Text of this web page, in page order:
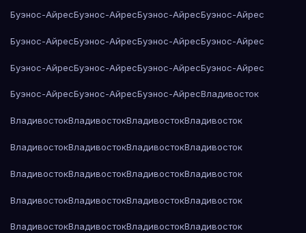
Буэнос-АйресБуэнос-АйресБуэнос-АйресБуэнос-Айрес
Буэнос-АйресБуэнос-АйресБуэнос-АйресБуэнос-Айрес
Буэнос-АйресБуэнос-АйресБуэнос-АйресБуэнос-Айрес
Буэнос-АйресБуэнос-АйресБуэнос-АйресВладивосток
ВладивостокВладивостокВладивостокВладивосток
ВладивостокВладивостокВладивостокВладивосток
ВладивостокВладивостокВладивостокВладивосток
ВладивостокВладивостокВладивостокВладивосток
ВладивостокВладивостокВладивостокВладивосток